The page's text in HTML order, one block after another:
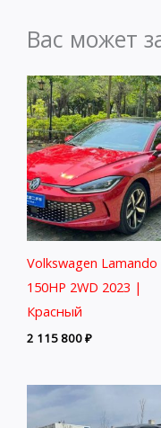
Вас может
Volkswagen Lamando
150HP 2WD 2023 |
Красный
2 115 800₽